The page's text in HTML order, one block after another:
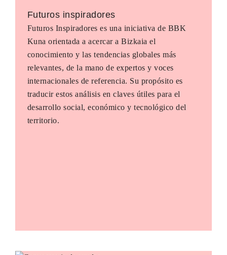
Futuros inspiradores
Futuros Inspiradores es una iniciativa de BBK
Kuna orientada a acercar a Bizkaia el
conocimiento y las tendencias globales más
relevantes, de la mano de expertos y voces
internacionales de referencia. Su propósito es
traducir estos análisis en claves útiles para el
desarrollo social, económico y tecnológico del
territorio.